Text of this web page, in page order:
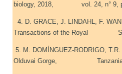
biology, 2018, vol. 24, n° 9,
4. D. GRACE, J. LINDAHL, F.
Transactions of the Royal
5. M. DOMÍNGUEZ-RODRIGO,
Olduvai Gorge, Tanzania »,